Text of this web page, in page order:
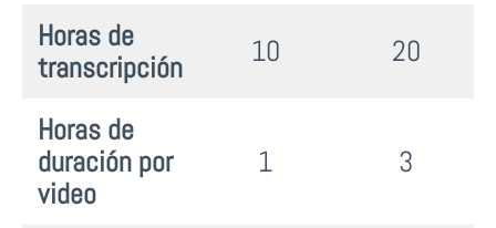
Horas de
transcripción
10 20
Horas de
duración por
video
1 3